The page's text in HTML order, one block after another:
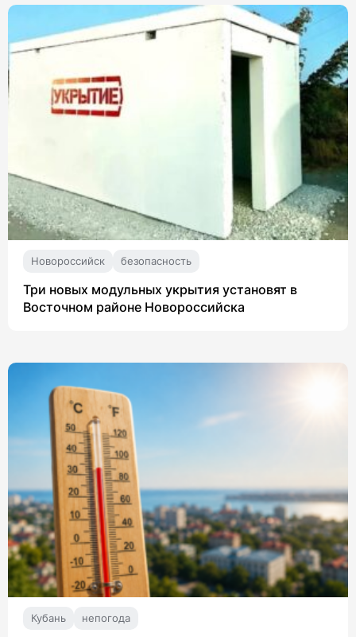
Новороссийск безопасность
Три новых модульных укрытия установят в
Восточном районе Новороссийска
Кубань непогода